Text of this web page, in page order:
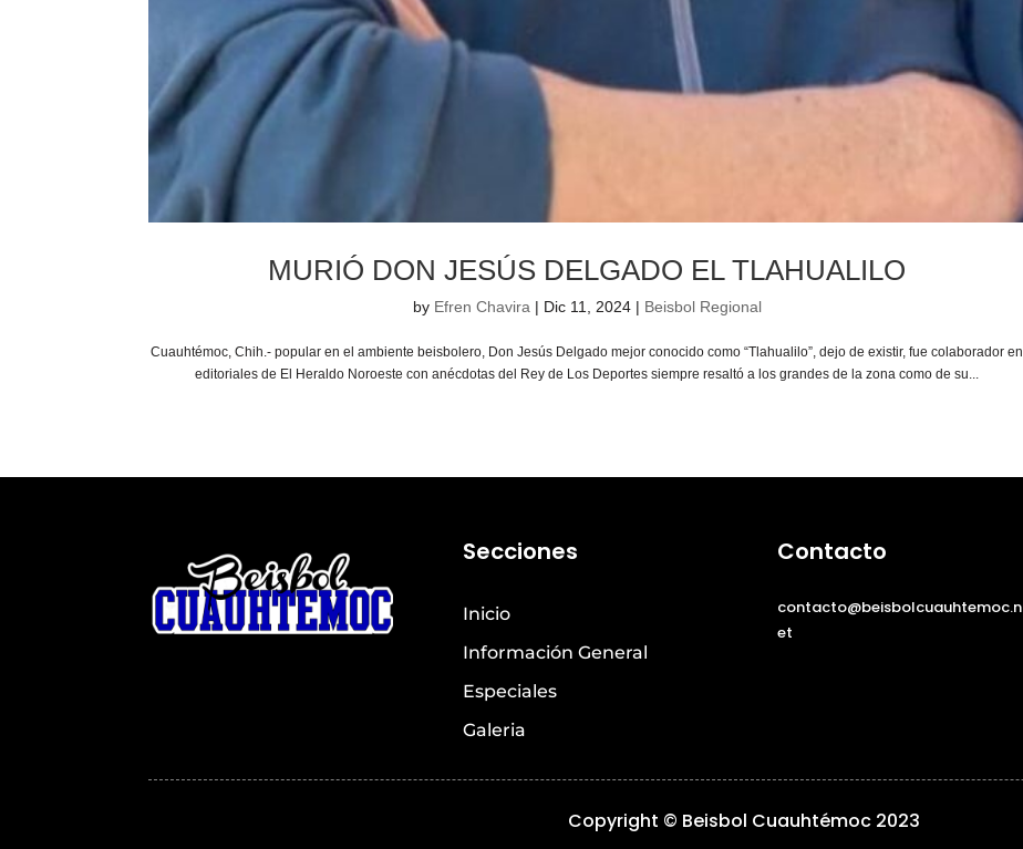
MURIÓ DON JESÚS DELGADO EL TLAHUALILO
by Efren Chavira| Dic 11, 2024| Beisbol Regional
Cuauhtémoc, Chih.- popular en el ambiente beisbolero, Don Jesús Delgado mejor conocido como “Tlahualilo”, dejo de existir, fue colaborador en
editoriales de El Heraldo Noroeste con anécdotas del Rey de Los Deportes siempre resaltó a los grandes de la zona como de su...
Secciones
Inicio
Información General
Especiales
Galeria
Contacto
contacto@beisbolcuauhtemoc.n
et
Copyright © Beisbol Cuauhtémoc 2023